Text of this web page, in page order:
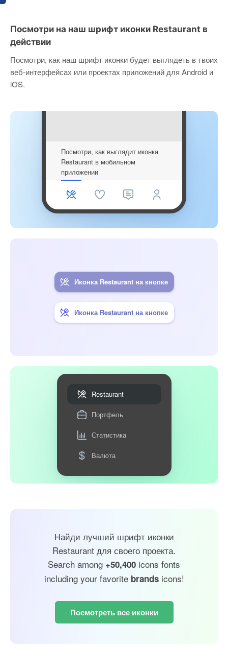
Посмотри на наш шрифт иконки Restaurant в
действии
Посмотри, как наш шрифт иконки будет выглядеть в твоих
веб-интерфейсах или проектах приложений для Android и
iOS.
Посмотри, как выглядит иконка
Restaurant в мобильном
приложении
Иконка Restaurant на кнопке
Иконка Restaurant на кнопке
Restaurant
Портфель
Статистика
Валюта
Найди лучший шрифт иконки
Restaurant для своего проекта.
Search among +50,400 icons fonts
including your favorite brandsicons!
Посмотреть все иконки